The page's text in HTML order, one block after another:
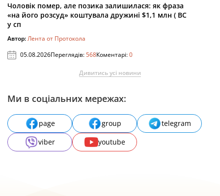
Чоловік помер, але позика залишилася: як фраза
«на його розсуд» коштувала дружині $1,1 млн ( ВС
у сп
Автор:Лента от Протокола
05.08.2026Переглядів:568Коментарі:0
Дивитись усі новини
Ми в соціальних мережах:
page group
telegram
viber
youtube